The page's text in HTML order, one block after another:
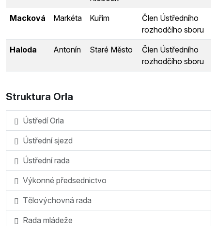
Macková Markéta Kuřim
Člen Ústředního
rozhodčího sboru
Haloda Antonín Staré Město
Člen Ústředního
rozhodčího sboru
Struktura Orla
Ústředí Orla
Ústřední sjezd
Ústřední rada
Výkonné předsednictvo
Tělovýchovná rada
Rada mládeže